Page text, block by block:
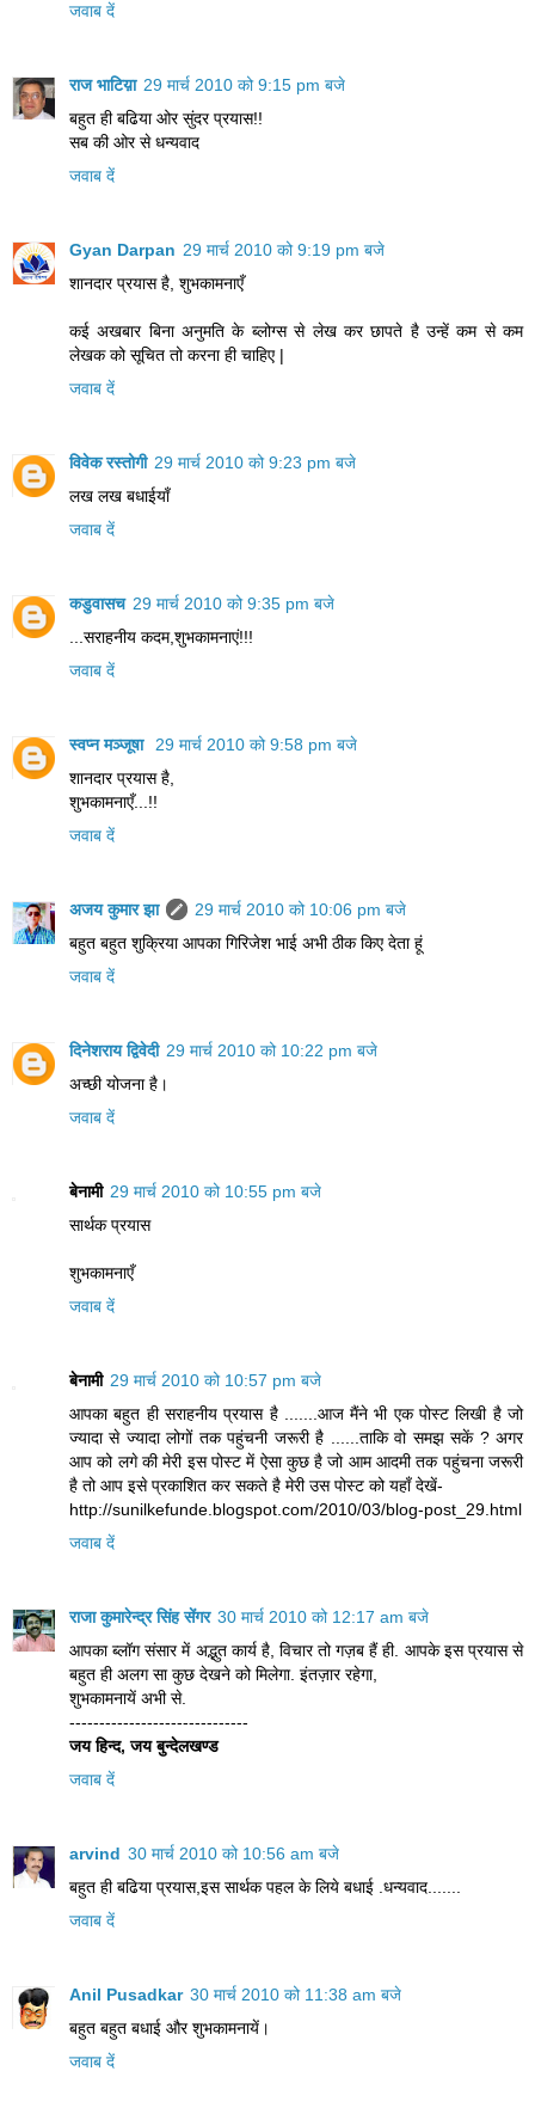
जवाब दें
राज भाटिय़ा 29 मार्च 2010 को 9:15 pm बजे
बहुत ही बढिया ओर सुंदर प्रयास!!
सब की ओर से धन्यवाद
जवाब दें
Gyan Darpan 29 मार्च 2010 को 9:19 pm बजे
शानदार प्रयास है, शुभकामनाएँ
कई अखबार बिना अनुमति के ब्लोग्स से लेख कर छापते है उन्हें कम से कम
लेखक को सूचित तो करना ही चाहिए |
जवाब दें
विवेक रस्तोगी 29 मार्च 2010 को 9:23 pm बजे
लख लख बधाईयाँ
जवाब दें
कडुवासच 29 मार्च 2010 को 9:35 pm बजे
...सराहनीय कदम,शुभकामनाएं!!!
जवाब दें
स्वप्न मञ्जूषा
29 मार्च 2010 को 9:58 pm बजे
शानदार प्रयास है,
शुभकामनाएँ...!!
जवाब दें
अजय कुमार झा
29 मार्च 2010 को 10:06 pm बजे
बहुत बहुत शुक्रिया आपका गिरिजेश भाई अभी ठीक किए देता हूं
जवाब दें
दिनेशराय द्विवेदी 29 मार्च 2010 को 10:22 pm बजे
अच्छी योजना है।
जवाब दें
बेनामी 29 मार्च 2010 को 10:55 pm बजे
सार्थक प्रयास
शुभकामनाएँ
जवाब दें
बेनामी 29 मार्च 2010 को 10:57 pm बजे
आपका बहुत ही सराहनीय प्रयास है .......आज मैंने भी एक पोस्ट लिखी है जो
ज्यादा से ज्यादा लोगों तक पहुंचनी जरूरी है ......ताकि वो समझ सकें ? अगर
आप को लगे की मेरी इस पोस्ट में ऐसा कुछ है जो आम आदमी तक पहुंचना जरूरी
है तो आप इसे प्रकाशित कर सकते है मेरी उस पोस्ट को यहाँ देखें-
http://sunilkefunde.blogspot.com/2010/03/blog-post_29.html
जवाब दें
राजा कुमारेन्द्र सिंह सेंगर 30 मार्च 2010 को 12:17 am बजे
आपका ब्लॉग संसार में अद्भुत कार्य है, विचार तो गज़ब हैं ही. आपके इस प्रयास से
बहुत ही अलग सा कुछ देखने को मिलेगा. इंतज़ार रहेगा,
शुभकामनायें अभी से.
------------------------------
जय हिन्द, जय बुन्देलखण्ड
जवाब दें
arvind 30 मार्च 2010 को 10:56 am बजे
बहुत ही बढिया प्रयास,इस सार्थक पहल के लिये बधाई .धन्यवाद.......
जवाब दें
Anil Pusadkar 30 मार्च 2010 को 11:38 am बजे
बहुत बहुत बधाई और शुभकामनायें।
जवाब दें